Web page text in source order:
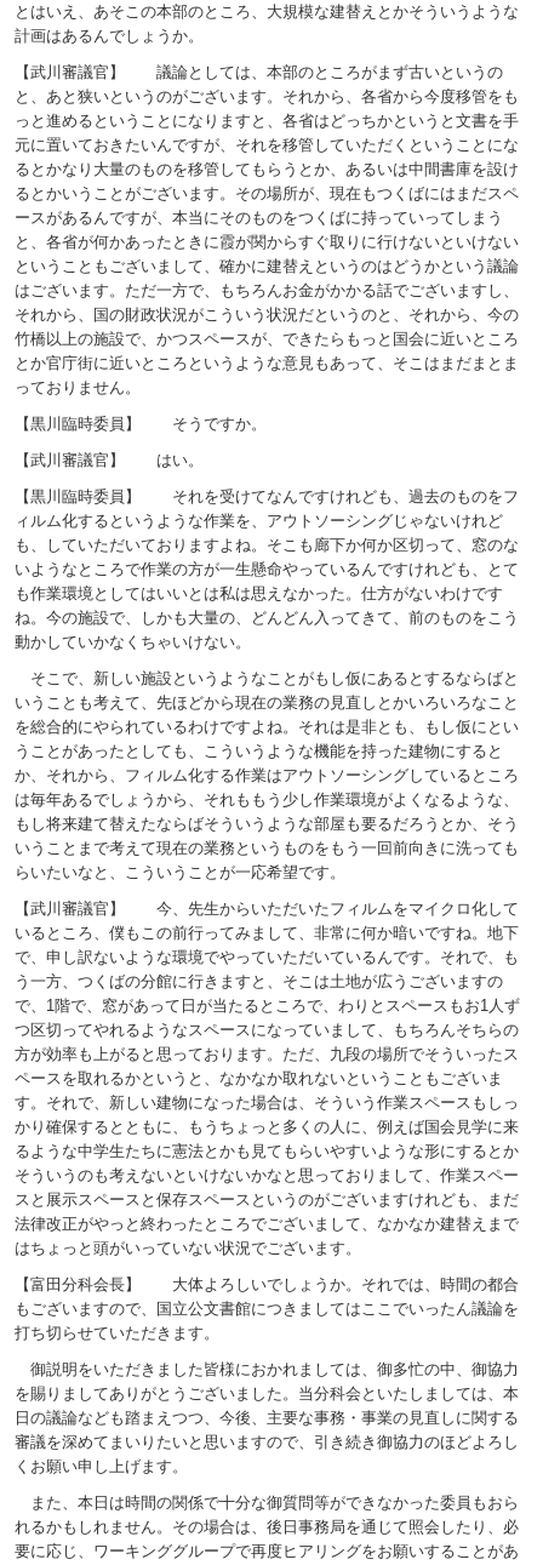
とはいえ、あそこの本部のところ、大規模な建替えとかそういうような
計画はあるんでしょうか。
【武川審議官】 議論としては、本部のところがまず古いというの
と、あと狭いというのがございます。それから、各省から今度移管をも
っと進めるということになりますと、各省はどっちかというと文書を手
元に置いておきたいんですが、それを移管していただくということにな
るとかなり大量のものを移管してもらうとか、あるいは中間書庫を設け
るとかいうことがございます。その場所が、現在もつくばにはまだスペ
ースがあるんですが、本当にそのものをつくばに持っていってしまう
と、各省が何かあったときに霞が関からすぐ取りに行けないといけない
ということもございまして、確かに建替えというのはどうかという議論
はございます。ただ一方で、もちろんお金がかかる話でございますし、
それから、国の財政状況がこういう状況だというのと、それから、今の
竹橋以上の施設で、かつスペースが、できたらもっと国会に近いところ
とか官庁街に近いところというような意見もあって、そこはまだまとま
っておりません。
【黒川臨時委員】 そうですか。
【武川審議官】 はい。
【黒川臨時委員】 それを受けてなんですけれども、過去のものをフ
ィルム化するというような作業を、アウトソーシングじゃないけれど
も、していただいておりますよね。そこも廊下か何か区切って、窓のな
いようなところで作業の方が一生懸命やっているんですけれども、とて
も作業環境としてはいいとは私は思えなかった。仕方がないわけです
ね。今の施設で、しかも大量の、どんどん入ってきて、前のものをこう
動かしていかなくちゃいけない。
そこで、新しい施設というようなことがもし仮にあるとするならばと
いうことも考えて、先ほどから現在の業務の見直しとかいろいろなこと
を総合的にやられているわけですよね。それは是非とも、もし仮にとい
うことがあったとしても、こういうような機能を持った建物にすると
か、それから、フィルム化する作業はアウトソーシングしているところ
は毎年あるでしょうから、それももう少し作業環境がよくなるような、
もし将来建て替えたならばそういうような部屋も要るだろうとか、そう
いうことまで考えて現在の業務というものをもう一回前向きに洗っても
らいたいなと、こういうことが一応希望です。
【武川審議官】 今、先生からいただいたフィルムをマイクロ化して
いるところ、僕もこの前行ってみまして、非常に何か暗いですね。地下
で、申し訳ないような環境でやっていただいているんです。それで、も
う一方、つくばの分館に行きますと、そこは土地が広うございますの
で、1階で、窓があって日が当たるところで、わりとスペースもお1人ず
つ区切ってやれるようなスペースになっていまして、もちろんそちらの
方が効率も上がると思っております。ただ、九段の場所でそういったス
ペースを取れるかというと、なかなか取れないということもございま
す。それで、新しい建物になった場合は、そういう作業スペースもしっ
かり確保するとともに、もうちょっと多くの人に、例えば国会見学に来
るような中学生たちに憲法とかも見てもらいやすいような形にするとか
そういうのも考えないといけないかなと思っておりまして、作業スペー
スと展示スペースと保存スペースというのがございますけれども、まだ
法律改正がやっと終わったところでございまして、なかなか建替えまで
はちょっと頭がいっていない状況でございます。
【富田分科会長】 大体よろしいでしょうか。それでは、時間の都合
もございますので、国立公文書館につきましてはここでいったん議論を
打ち切らせていただきます。
御説明をいただきました皆様におかれましては、御多忙の中、御協力
を賜りましてありがとうございました。当分科会といたしましては、本
日の議論なども踏まえつつ、今後、主要な事務・事業の見直しに関する
審議を深めてまいりたいと思いますので、引き続き御協力のほどよろし
くお願い申し上げます。
また、本日は時間の関係で十分な御質問等ができなかった委員もおら
れるかもしれません。その場合は、後日事務局を通じて照会したり、必
要に応じ、ワーキンググループで再度ヒアリングをお願いすることがあ